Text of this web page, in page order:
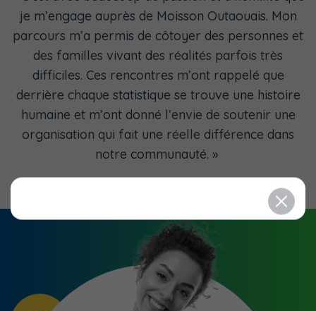
je m’engage auprès de Moisson Outaouais. Mon
parcours m’a permis de côtoyer des personnes et
des familles vivant des réalités parfois très
difficiles. Ces rencontres m’ont rappelé que
derrière chaque statistique se trouve une histoire
humaine et m’ont donné l’envie de soutenir une
organisation qui fait une réelle différence dans
notre communauté. »